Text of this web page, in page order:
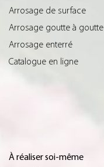
Arrosage de surface
Arrosage goutte à goutte
Arrosage enterré
Catalogue en ligne
À réaliser soi-même